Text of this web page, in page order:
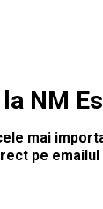
NM
mai
pe emailul